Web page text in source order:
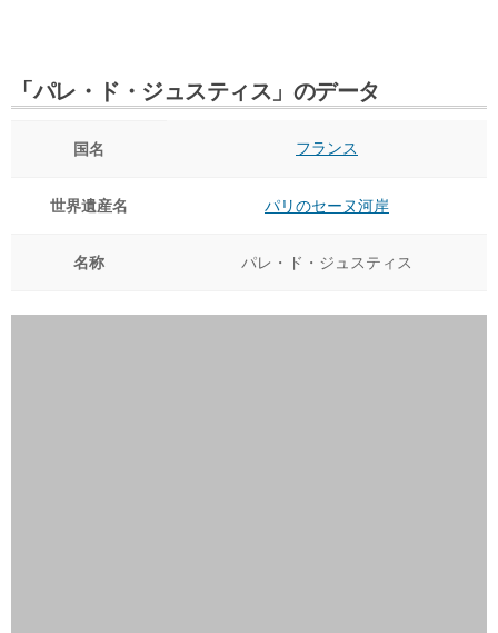
「パレ・ド・ジュスティス」のデータ
国名 フランス
世界遺産名 パリのセーヌ河岸
名称 パレ・ド・ジュスティス